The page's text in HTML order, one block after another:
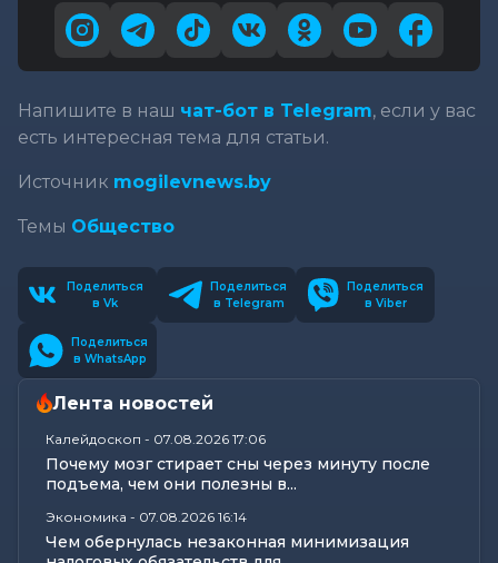
Напишите в наш чат-бот в Telegram, если у вас
есть интересная тема для статьи.
Источник mogilevnews.by
Темы Общество
Поделиться
в Vk
Поделиться
в Telegram
Поделиться
в Viber
Поделиться
в WhatsApp
Лента новостей
Калейдоскоп - 07.08.2026 17:06
Почему мозг стирает сны через минуту после
подъема, чем они полезны в...
Экономика - 07.08.2026 16:14
Чем обернулась незаконная минимизация